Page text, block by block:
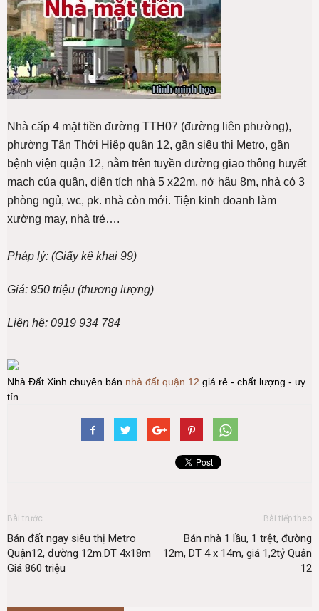
Nhà cấp 4 mặt tiền đường TTH07 (đường liên phường),
phường Tân Thới Hiệp quận 12, gần siêu thị Metro, gần
bệnh viện quận 12, nằm trên tuyền đường giao thông huyết
mạch của quận, diện tích nhà 5 x22m, nở hậu 8m, nhà có 3
phòng ngủ, wc, pk. nhà còn mới. Tiện kinh doanh làm
xường may, nhà trẻ….
Pháp lý: (Giấy kê khai 99)
Giá: 950 triệu (thương lượng)
Liên hệ: 0919 934 784
Nhà Đất Xinh chuyên bán nhà đất quận 12 giá rẻ - chất lượng - uy
tín.
Bài trước
Bán đất ngay siêu thị Metro
Quận12, đường 12m.DT 4x18m
Giá 860 triệu
Bài tiếp theo
Bán nhà 1 lầu, 1 trệt, đường
12m, DT 4 x 14m, giá 1,2tỷ Quận
12